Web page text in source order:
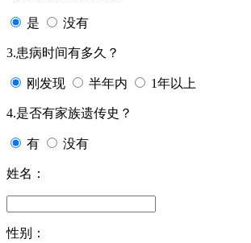
是 没有
3.患病时间有多久？
刚发现 半年内 1年以上
4.是否有家族遗传史？
有 没有
姓名：
性别：